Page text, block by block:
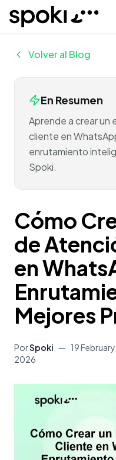
Spoki
Volver al Blog
En Resumen
Aprende a crear un
cliente en
enrutamiento
Spoki.
Cómo
de
en
Mejores
PorSpoki — 19
2026